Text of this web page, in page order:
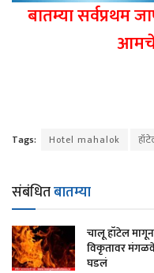
बातम्या सर्वप्रथम
Tags: Hotel mahalok
संबंधितबातम्या
चालू हॉटेल
विकृतावर
घडलं